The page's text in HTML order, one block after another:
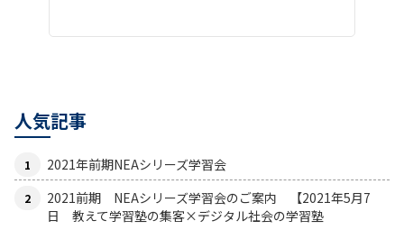
人気記事
2021年前期NEAシリーズ学習会
2021前期 NEAシリーズ学習会のご案内 【2021年5月7
日 教えて学習塾の集客×デジタル社会の学習塾